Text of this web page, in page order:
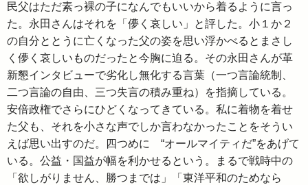
民父はただ素っ裸の子になんでもいいから着るように言っ
た。永田さんはそれを「儚く哀しい」と評した。小１か２
の自分ととうに亡くなった父の姿を思い浮かべるとまさし
く儚く哀しいものだったと今胸に迫る。その永田さんが革
新懇インタビューで劣化し無化する言葉（一つ言論統制、
二つ言論の自由、三つ失言の積み重ね）を指摘している。
安倍政権でさらにひどくなってきている。私に着物を着せ
た父も、それを小さな声でしか言わなかったことをそうい
えば思い出すのだ。四つめに “オールマイティだ”をあげて
いる。公益・国益が幅を利かせるという。まるで戦時中の
「欲しがりません、勝つまでは」「東洋平和のためなら